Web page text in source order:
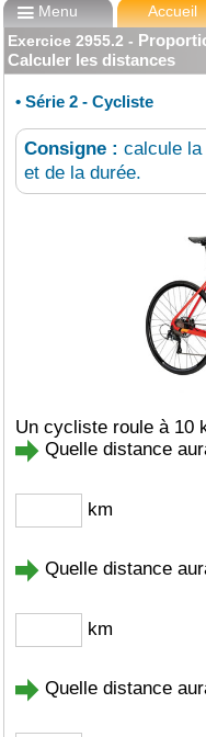
Menu Accueil
Exercice 2955.2 -
Calculer les distances
• Série 2 - Cycliste
Consigne :calcule
et de la durée.
Un cycliste roule à 10
Quelle distance
km
Quelle distance
km
Quelle distance